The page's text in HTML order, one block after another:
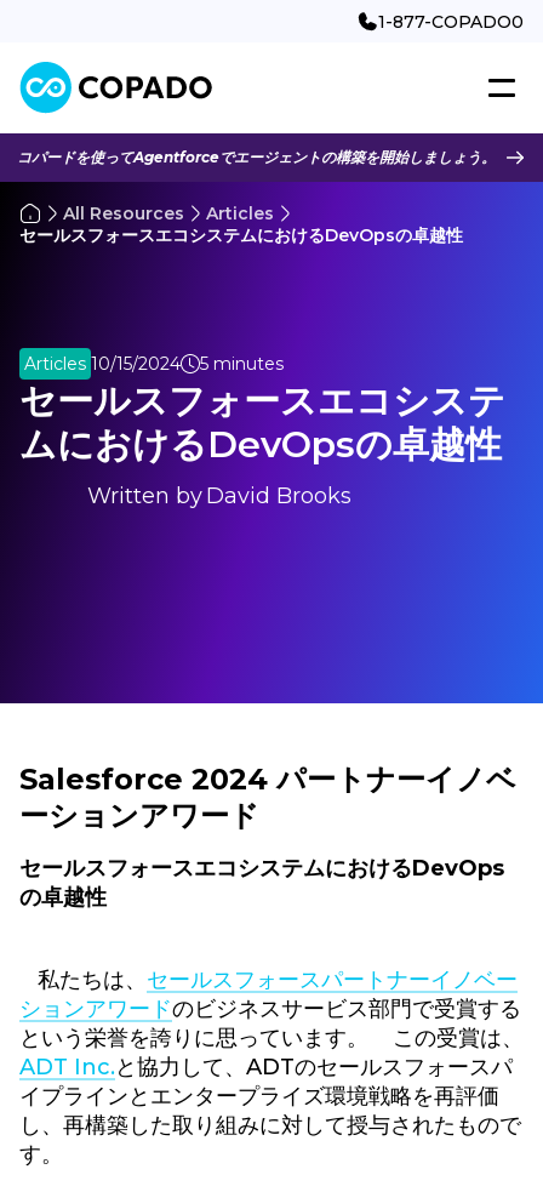
1-877-COPADO0
コパードを使ってAgentforceでエージェントの構築を開始しましょう。
All Resources
Articles
セールスフォースエコシステムにおけるDevOpsの卓越性
Articles 10/15/2024 5 minutes
セールスフォースエコシステ
ムにおけるDevOpsの卓越性
Written byDavid Brooks
Salesforce 2024 パートナーイノベ
ーションアワード
セールスフォースエコシステムにおけるDevOps
の卓越性
私たちは、 セールスフォースパートナーイノベー
ションアワードのビジネスサービス部門で受賞する
という栄誉を誇りに思っています。 この受賞は、
ADT Inc.と協力して、ADTのセールスフォースパ
イプラインとエンタープライズ環境戦略を再評価
し、再構築した取り組みに対して授与されたもので
す。